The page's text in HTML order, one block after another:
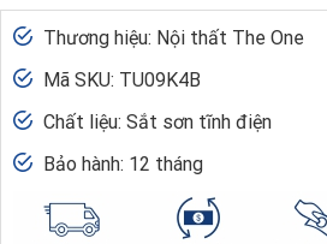
Thương hiệu: Nội thất The One
Mã SKU: TU09K4B
Chất liệu: Sắt sơn tĩnh điện
Bảo hành: 12 tháng